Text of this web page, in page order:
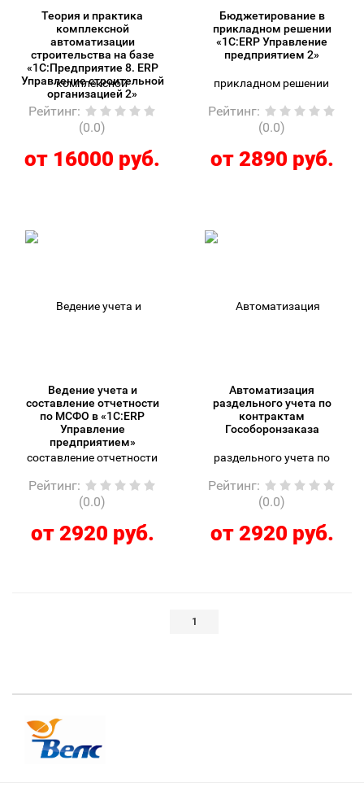
Теория и практика
комплексной
автоматизации
строительства на базе
«1С:Предприятие 8. ERP
Управление строительной
организацией 2»
Рейтинг:
(0.0)
от 16000 руб.
Бюджетирование в
прикладном решении
«1С:ERP Управление
предприятием 2»
Рейтинг:
(0.0)
от 2890 руб.
Ведение учета и
составление отчетности
по МСФО в «1С:ERP
Управление
предприятием»
Рейтинг:
(0.0)
от 2920 руб.
Автоматизация
раздельного учета по
контрактам
Гособоронзаказа
Рейтинг:
(0.0)
от 2920 руб.
1